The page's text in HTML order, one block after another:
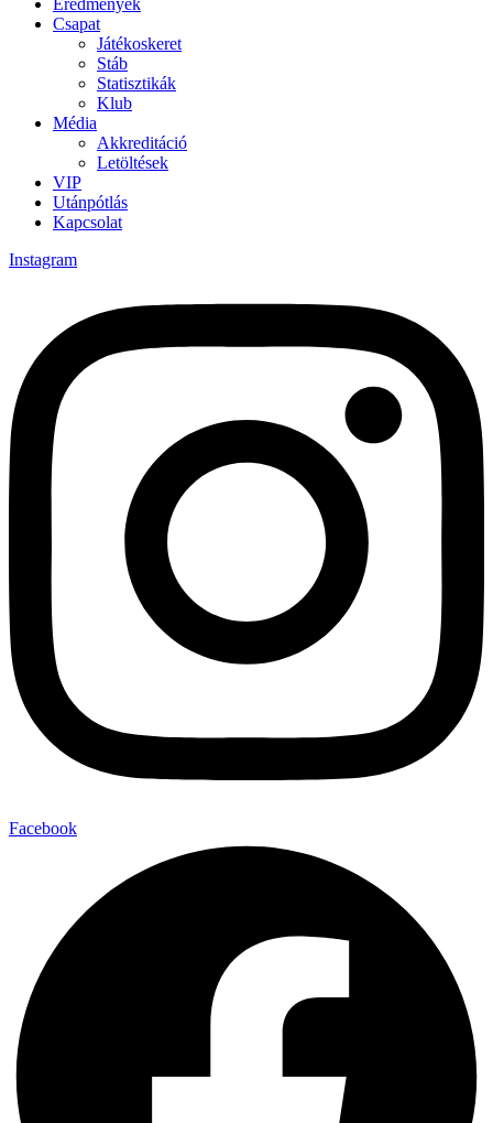
Eredmények
Csapat
Játékoskeret
Stáb
Statisztikák
Klub
Média
Akkreditáció
Letöltések
VIP
Utánpótlás
Kapcsolat
Instagram
Facebook